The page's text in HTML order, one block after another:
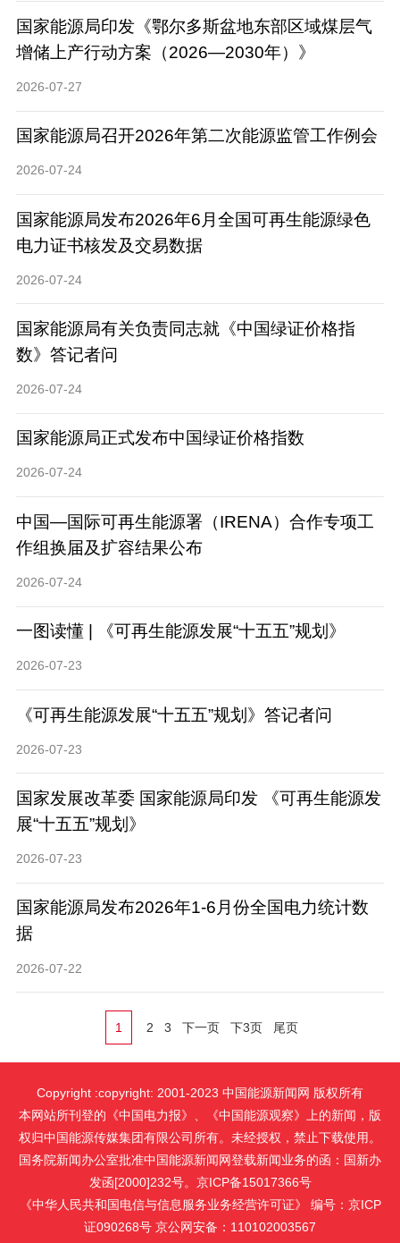
国家能源局印发《鄂尔多斯盆地东部区域煤层气
增储上产行动方案（2026—2030年）》
2026-07-27
国家能源局召开2026年第二次能源监管工作例会
2026-07-24
国家能源局发布2026年6月全国可再生能源绿色
电力证书核发及交易数据
2026-07-24
国家能源局有关负责同志就《中国绿证价格指
数》答记者问
2026-07-24
国家能源局正式发布中国绿证价格指数
2026-07-24
中国—国际可再生能源署（IRENA）合作专项工
作组换届及扩容结果公布
2026-07-24
一图读懂 | 《可再生能源发展“十五五”规划》
2026-07-23
《可再生能源发展“十五五”规划》答记者问
2026-07-23
国家发展改革委 国家能源局印发 《可再生能源发
展“十五五”规划》
2026-07-23
国家能源局发布2026年1-6月份全国电力统计数
据
2026-07-22
1 2 3 下一页 下3页 尾页
Copyright :copyright: 2001-2023 中国能源新闻网 版权所有
本网站所刊登的《中国电力报》、《中国能源观察》上的新闻，版
权归中国能源传媒集团有限公司所有。未经授权，禁止下载使用。
国务院新闻办公室批准中国能源新闻网登载新闻业务的函：国新办
发函[2000]232号。京ICP备15017366号
《中华人民共和国电信与信息服务业务经营许可证》 编号：京ICP
证090268号 京公网安备：110102003567